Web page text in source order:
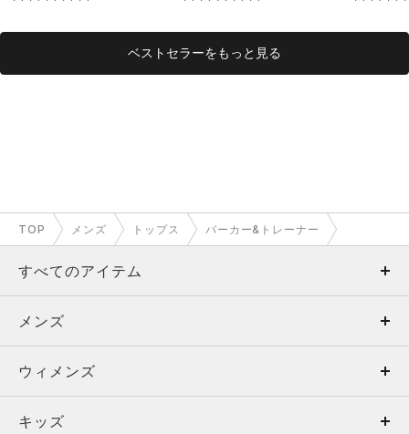
ベストセラーをもっと見る
TOP メンズ トップス パーカー&トレーナー
すべてのアイテム
メンズ
ウィメンズ
キッズ
メンズ
トップス
ボトムス
ウィメンズ
トップス
キッズ